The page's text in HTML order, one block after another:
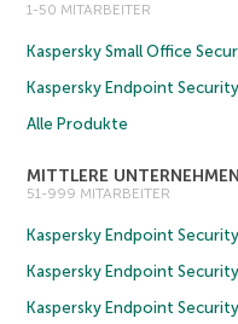
1-50 MITARBEITER
Kaspersky Small Office
Kaspersky Endpoint
Alle Produkte
MITTLERE UNTERNEHMEN
51-999 MITARBEITER
Kaspersky Endpoint
Kaspersky Endpoint
Kaspersky Endpoint